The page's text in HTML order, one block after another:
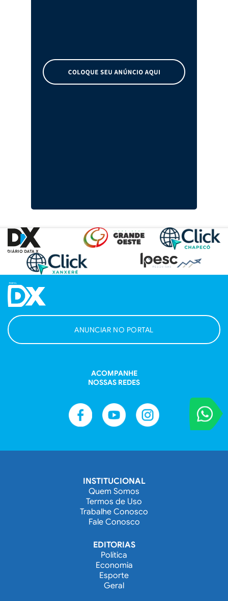
VOCÊ
Entre em
ANUNCIAR NO PORTAL
ACOMPANHE
NOSSAS REDES
INSTITUCIONAL
Quem Somos
Termos de Uso
Trabalhe Conosco
Fale Conosco
EDITORIAS
Política
Economia
Esporte
Geral